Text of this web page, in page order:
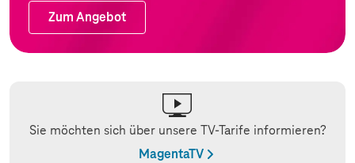
Zum Angebot
Sie möchten sich über unsere TV-Tarife informieren?
MagentaTV